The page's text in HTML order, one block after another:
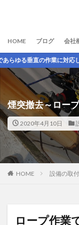
HOME ブログ 会社
応します
煙突撤去～ロー
2020年4月10日
HOME 設備の取付
ロープ作業